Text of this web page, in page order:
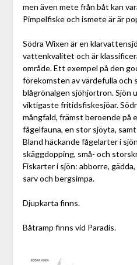
men även mete från båt kan
Pimpelfiske och ismete är är
Södra Wixen är en
vattenkvalitet och är
område. Ett exempel på den
förekomsten av värdefulla och
blågrönalgen sjöhjortron. Sjön
viktigaste fritidsfiskesjöar.
mångfald, främst beroende på
fågelfauna, en stor sjöyta,
Bland häckande fågelarter i
skäggdopping, små- och
Fiskarter i sjön: abborre,
sarv och bergsimpa.
Djupkarta finns.
Båtramp finns vid Paradis.